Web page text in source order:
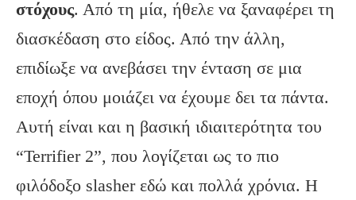
στόχους. Από τη μία, ήθελε να ξαναφέρει τη
διασκέδαση στο είδος. Από την άλλη,
επιδίωξε να ανεβάσει την ένταση σε μια
εποχή όπου μοιάζει να έχουμε δει τα πάντα.
Αυτή είναι και η βασική ιδιαιτερότητα του
“Terrifier 2”, που λογίζεται ως το πιο
φιλόδοξο slasher εδώ και πολλά χρόνια. Η